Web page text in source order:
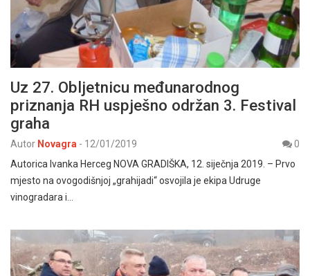
Uz 27. Obljetnicu međunarodnog
priznanja RH uspješno održan 3. Festival
graha
Autor Novagra - 12/01/2019
0
Autorica Ivanka Herceg NOVA GRADIŠKA, 12. siječnja 2019. – Prvo
mjesto na ovogodišnjoj „grahijadi“ osvojila je ekipa Udruge
vinogradara i…